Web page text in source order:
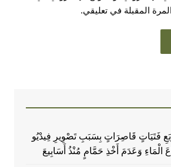
المقبلة في تعليقي.
فَتَيَاتٍ قَاصِرَاتٍ بِسَبَبِ تَصْوِيرِ فِيدْيُو
الْمَاءِ وَعَدَمَ أَخْذِ حَمَّامٍ مُنْذُ أَسَابِيعَ